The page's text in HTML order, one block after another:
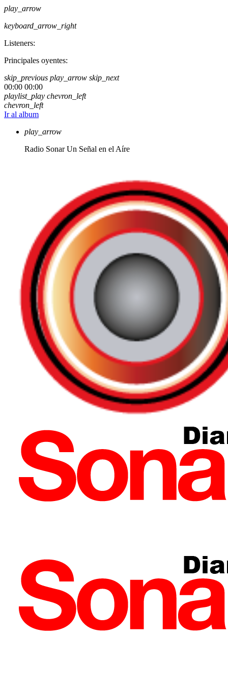
play_arrow
keyboard_arrow_right
Listeners:
Principales oyentes:
skip_previous play_arrow skip_next
00:00 00:00
playlist_play chevron_left
chevron_left
Ir al album
play_arrow
Radio Sonar Un Señal en el Aíre